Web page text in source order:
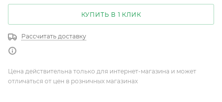
КУПИТЬ В 1 КЛИК
Рассчитать доставку
Цена действительна только для интернет-магазина и может
отличаться от цен в розничных магазинах